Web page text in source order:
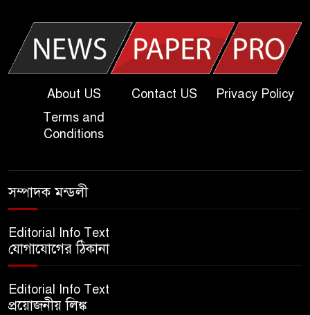
খুবি সি ইউনিট ভর্তি পরীক্ষার প্রশ্ন
২০২৫ | KU C Unit Admission
৬
এসএসসি ইংরেজি ২য় পত্র প্রশ্ন
৮
৯
About US Contact US
Privacy Policy
Terms and
Conditions
সম্পাদক মন্ডলী
Editorial Info Text
যোগাযোগের ঠিকানা
Editorial Info Text
প্রয়োজনীয় লিঙ্ক